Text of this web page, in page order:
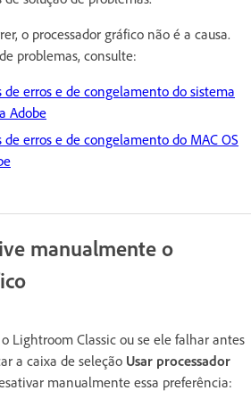
o processador gráfico não é a causa.
problemas, consulte:
de erros e de congelamento do sistema
Adobe
erros e de congelamento do MAC OS
manualmente o
Lightroom Classic ou se ele falhar antes
a caixa de seleção Usar processador
manualmente essa preferência: